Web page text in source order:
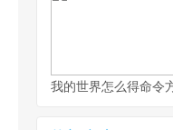
我的世界怎么得命令